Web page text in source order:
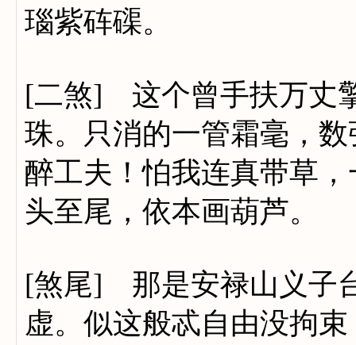
瑙紫砗磲。
[二煞] 这个曾手扶万丈
珠。只消的一管霜毫，
醉工夫！怕我连真带草
头至尾，依本画葫芦。
[煞尾] 那是安禄山义子
虚。似这般忒自由没拘